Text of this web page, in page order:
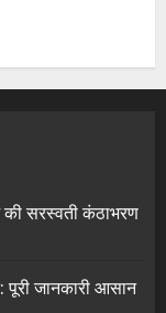
की सरस्वती कंठाभरण
जानकारी आसान